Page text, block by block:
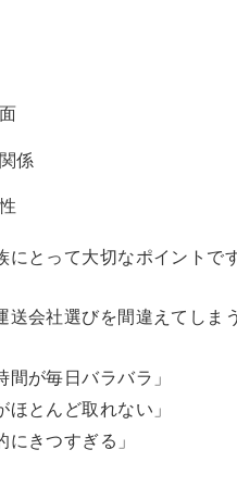
係
にとって大切なポイントです
送会社選びを間違えてしま
間が毎日バラバラ」
ほとんど取れない」
にきつすぎる」